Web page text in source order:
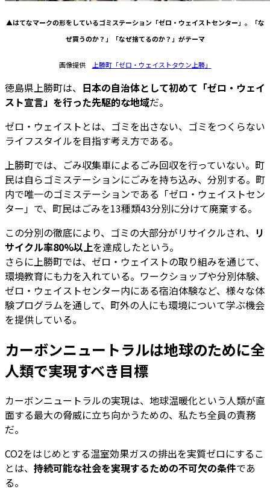
▲はてなマークの形をしているゴミステーション「ゼロ・ウェイストセンター」。「な
ぜ買うのか？」「なぜ捨てるのか？」がテーマ
画像提供 上勝町「ゼロ・ウェイストタウン上勝」
徳島県上勝町は、 日本の自治体として初めて「ゼロ・ウェイ
スト宣言」を行った先駆的な地域だ。
ゼロ・ウェイストとは、ゴミを出さない、ゴミをつくらない
ライフスタイルを目指す考え方である。
上勝町では、ごみ収集車によるごみ回収を行っていない。町
民は自らゴミステーションにごみを持ち込み、分別する。町
内で唯一のゴミステーションである「ゼロ・ウェイストセン
ター」で、町民はごみを13種類43分別に分けて廃棄する。
この分別の徹底により、ゴミの大部分がリサイクルされ、 リ
サイクル率80%以上を達成したという。
さらに上勝町では、ゼロ・ウェイストの取り組みを通じて、
環境教育にも力を入れている。ワークショップや分別体験、
ゼロ・ウェイストセンター内にある宿泊体験など、様々な体
験プログラムを通して、町外の人にも環境について学ぶ機会
を提供している。
カーボンニュートラルは地球のために全
人類で実現すべき目標
カーボンニュートラルの実現は、地球温暖化という人類が直
面する最大の脅威に立ち向かうための、私たち全員の責務
だ。
CO2をはじめとする温室効果ガスの排出を実質ゼロにするこ
とは、 持続可能な社会を実現するための不可欠の条件であ
る。